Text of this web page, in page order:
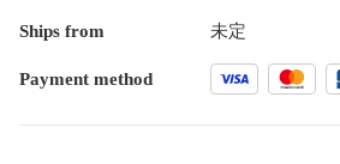
Ships from 未定
Payment method